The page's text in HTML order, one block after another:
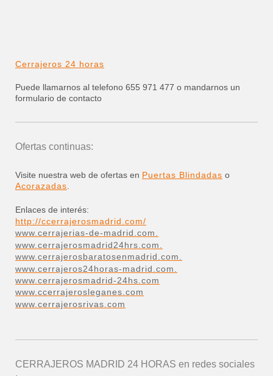
Cerrajeros 24 horas
Puede llamarnos al telefono 655 971 477 o mandarnos un
formulario de contacto
Ofertas continuas:
Visite nuestra web de ofertas en Puertas Blindadas o
Acorazadas
Enlaces de interés:
http://ccerrajerosmadrid.com/
www.cerrajerias-de-madrid.com.
www.cerrajerosmadrid24hrs.com.
www.cerrajerosbaratosenmadrid.com.
www.cerrajeros24horas-madrid.com.
www.cerrajerosmadrid-24hs.com
www.ccerrajerosleganes.com
www.cerrajerosrivas.com
CERRAJEROS MADRID 24 HORAS en redes sociales